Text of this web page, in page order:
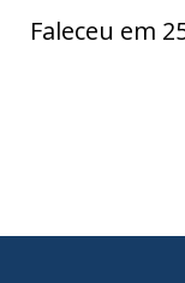
Faleceu em